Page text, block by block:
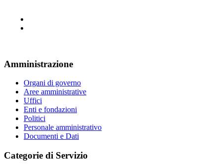
Amministrazione
Organi di governo
Aree amministrative
Uffici
Enti e fondazioni
Politici
Personale amministrativo
Documenti e Dati
Categorie di Servizio